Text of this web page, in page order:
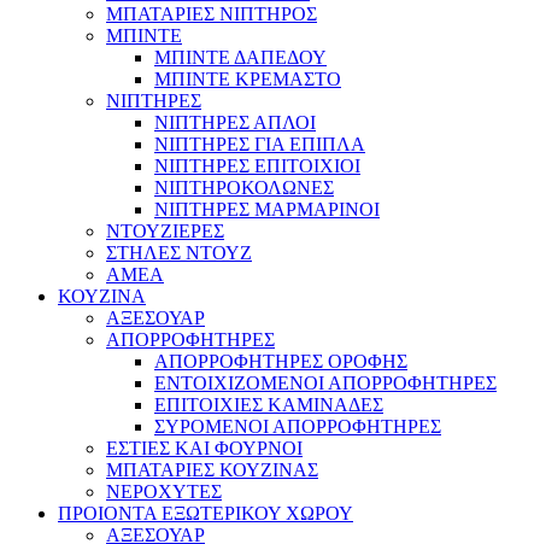
ΜΠΑΤΑΡΙΕΣ ΝΙΠΤΗΡΟΣ
ΜΠΙΝΤΕ
ΜΠΙΝΤΕ ΔΑΠΕΔΟΥ
ΜΠΙΝΤΕ ΚΡΕΜΑΣΤΟ
ΝΙΠΤΗΡΕΣ
ΝΙΠΤΗΡΕΣ ΑΠΛΟΙ
ΝΙΠΤΗΡΕΣ ΓΙΑ ΕΠΙΠΛΑ
ΝΙΠΤΗΡΕΣ ΕΠΙΤΟΙΧΙΟΙ
ΝΙΠΤΗΡΟΚΟΛΩΝΕΣ
ΝΙΠΤΗΡΕΣ ΜΑΡΜΑΡΙΝΟΙ
ΝΤΟΥΖΙΕΡΕΣ
ΣΤΗΛΕΣ ΝΤΟΥΖ
ΑΜΕΑ
ΚΟΥΖΙΝΑ
ΑΞΕΣΟΥΑΡ
ΑΠΟΡΡΟΦΗΤΗΡΕΣ
ΑΠΟΡΡΟΦΗΤΗΡΕΣ ΟΡΟΦΗΣ
ΕΝΤΟΙΧΙΖΟΜΕΝΟΙ ΑΠΟΡΡΟΦΗΤΗΡΕΣ
ΕΠΙΤΟΙΧΙΕΣ ΚΑΜΙΝΑΔΕΣ
ΣΥΡΟΜΕΝΟΙ ΑΠΟΡΡΟΦΗΤΗΡΕΣ
ΕΣΤΙΕΣ ΚΑΙ ΦΟΥΡΝΟΙ
ΜΠΑΤΑΡΙΕΣ ΚΟΥΖΙΝΑΣ
ΝΕΡΟΧΥΤΕΣ
ΠΡΟΙΟΝΤΑ ΕΞΩΤΕΡΙΚΟΥ ΧΩΡΟΥ
ΑΞΕΣΟΥΑΡ